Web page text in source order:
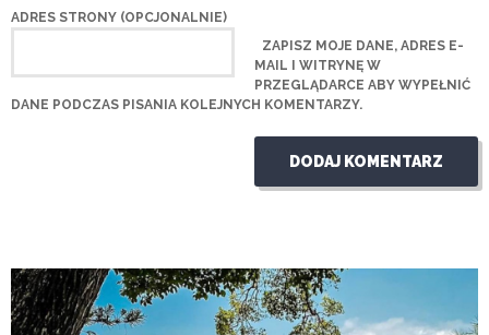
ADRES STRONY (OPCJONALNIE)
ZAPISZ MOJE DANE, ADRES E-
MAIL I WITRYNĘ W
PRZEGLĄDARCE ABY WYPEŁNIĆ
DANE PODCZAS PISANIA KOLEJNYCH KOMENTARZY.